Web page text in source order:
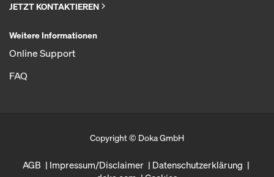
JETZT KONTAKTIEREN
Weitere Informationen
Online Support
FAQ
Copyright © Doka GmbH
AGB Impressum/Disclaimer
Datenschutzerklärung